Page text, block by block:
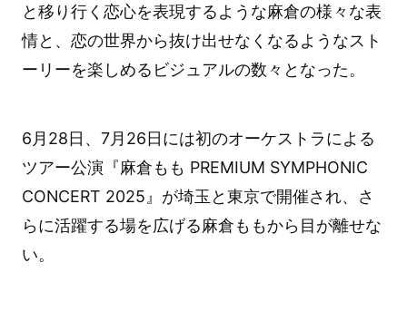
と移り行く恋心を表現するような麻倉の様々な表
情と、恋の世界から抜け出せなくなるようなスト
ーリーを楽しめるビジュアルの数々となった。
6月28日、7月26日には初のオーケストラによる
ツアー公演『麻倉もも PREMIUM SYMPHONIC
CONCERT 2025』が埼玉と東京で開催され、さ
らに活躍する場を広げる麻倉ももから目が離せな
い。